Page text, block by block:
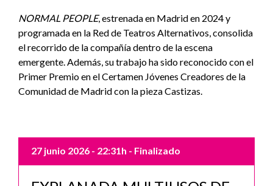
NORMAL PEOPLE, estrenada en Madrid en 2024 y
programada en la Red de Teatros Alternativos, consolida
el recorrido de la compañía dentro de la escena
emergente. Además, su trabajo ha sido reconocido con el
Primer Premio en el Certamen Jóvenes Creadores de la
Comunidad de Madrid con la pieza Castizas.
27 junio 2026 - 22:31h - Finalizado